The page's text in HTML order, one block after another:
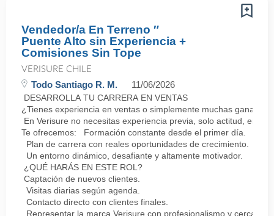
Vendedor/a En Terreno ″
Puente Alto sin Experiencia +
Comisiones Sin Tope
VERISURE CHILE
Todo Santiago R. M. 11/06/2026
DESARROLLA TU CARRERA EN VENTAS
¿Tienes experiencia en ventas o simplemente muchas ganas
En Verisure no necesitas experiencia previa, solo actitud,
Te ofrecemos: Formación constante desde el primer día.
Plan de carrera con reales oportunidades de crecimiento.
Un entorno dinámico, desafiante y altamente motivador.
¿QUÉ HARÁS EN ESTE ROL?
Captación de nuevos clientes.
Visitas diarias según agenda.
Contacto directo con clientes finales.
Representar la marca Verisure con profesionalismo y cercanía.